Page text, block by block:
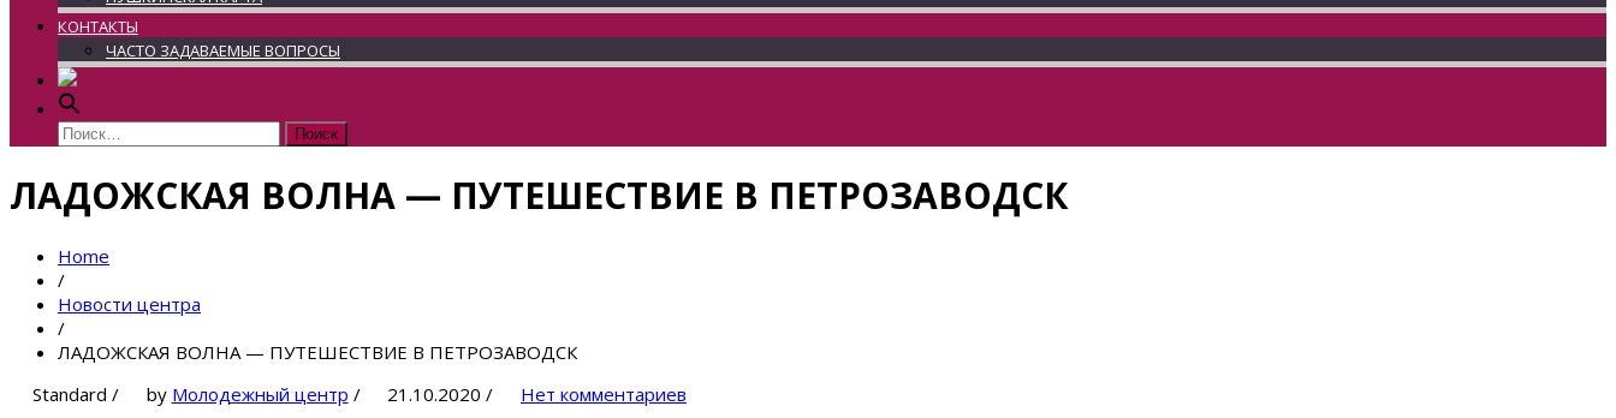
КОНТАКТЫ
ЧАСТО ЗАДАВАЕМЫЕ ВОПРОСЫ
Найти:
ЛАДОЖСКАЯ ВОЛНА — ПУТЕШЕСТВИЕ В ПЕТРОЗАВОДСК
Home
/
Новости центра
/
ЛАДОЖСКАЯ ВОЛНА — ПУТЕШЕСТВИЕ В ПЕТРОЗАВОДСК
Standard / by Молодежный центр / 21.10.2020/ Нет комментариев